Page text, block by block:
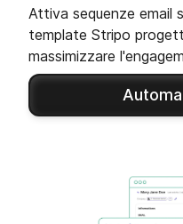
Attiva sequenze email
template Stripo
massimizzare